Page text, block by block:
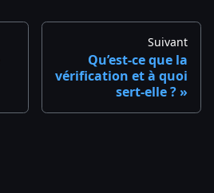
Suivant
Qu’est-ce que la
vérification et à quoi
sert-elle ?